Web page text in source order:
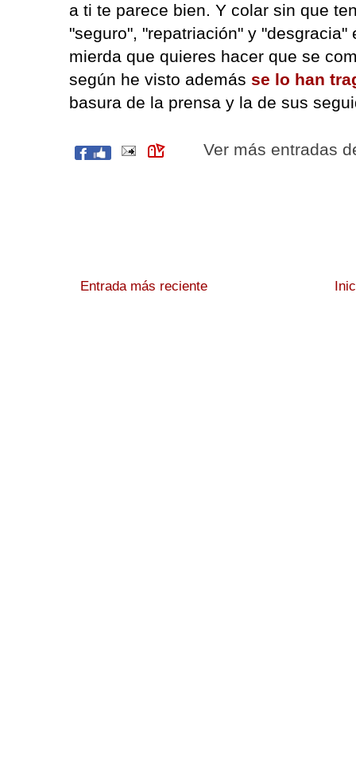
a ti te parece bien. Y colar sin que
"seguro", "repatriación" y
mierda que quieres hacer que se
según he visto además se lo han
basura de la prensa y la de sus
Ver más entradas
Entrada más reciente